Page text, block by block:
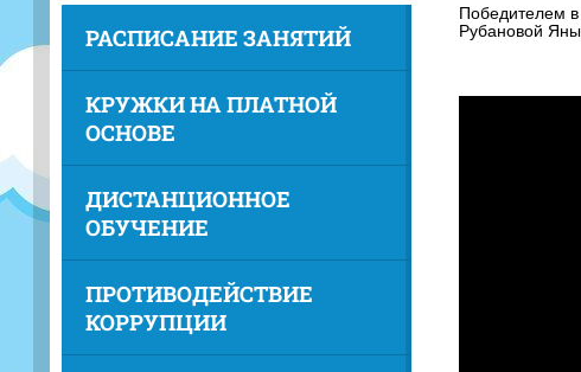
РАСПИСАНИЕ ЗАНЯТИЙ
КРУЖКИ НА ПЛАТНОЙ
ОСНОВЕ
ДИСТАНЦИОННОЕ
ОБУЧЕНИЕ
ПРОТИВОДЕЙСТВИЕ
КОРРУПЦИИ
Победителем в
Рубановой Яны